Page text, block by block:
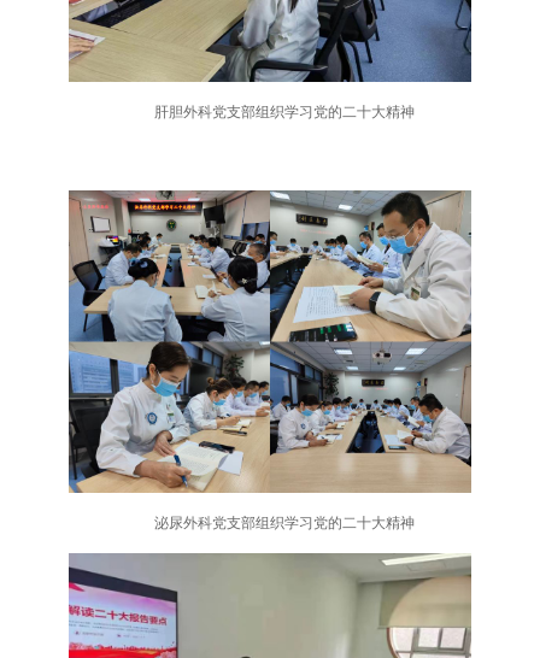
肝胆外科党支部组织学习党的二十大精神
泌尿外科党支部组织学习党的二十大精神